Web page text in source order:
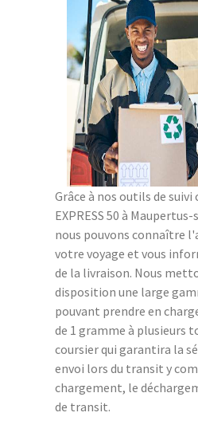
Grâce à nos outils de suivi
EXPRESS 50 à
nous pouvons connaître
votre voyage et vous
de la livraison. Nous
disposition une large
pouvant prendre en
de 1 gramme à plusieurs
coursier qui garantira la
envoi lors du transit y
chargement, le
de transit.